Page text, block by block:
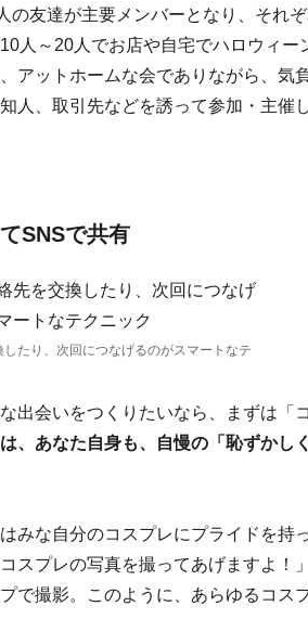
の友達が主要メンバーとなり、それ
人～20人でお店や自宅でハロウィー
アットホームな会でありながら、気
人、取引先などを誘って参加・主催
SNSで共有
たり、次回につなげるのがスマートなテ
出会いをつくりたいなら、まずは「
、あなた自身も、自慢の「恥ずかし
みな自分のコスプレにプライドを持
スプレの写真を撮ってあげますよ！
で撮影。このように、あらゆるコス